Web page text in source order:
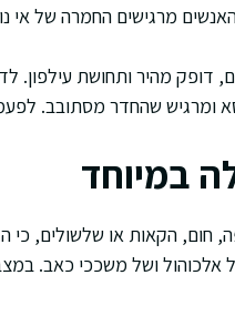
מרגישים החמרה של אי
דופק מהיר ותחושת עילפון.
ומרגיש שהחדר מסתובב.
במיוחד
חום, הקאות או שלשולים, כי
ושל משככי כאב.